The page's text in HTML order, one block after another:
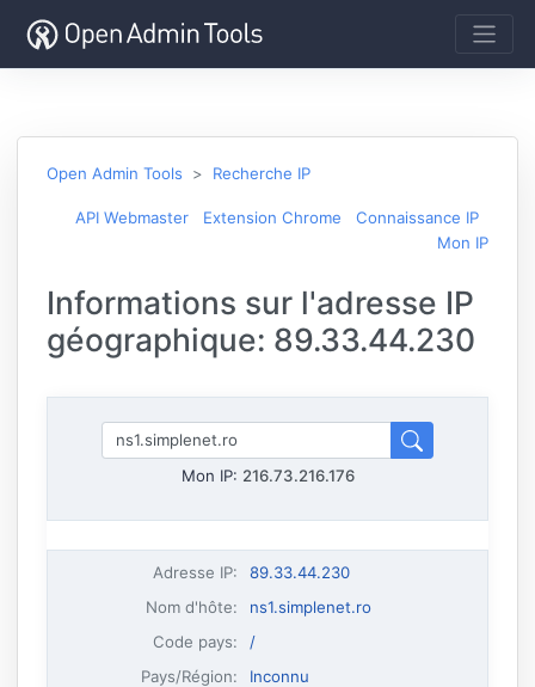
Open Admin Tools Recherche IP
API Webmaster Extension Chrome
Connaissance IP
Mon IP
Informations sur l'adresse IP
géographique: 89.33.44.230
Mon IP: 216.73.216.176
Adresse IP:
89.33.44.230
Nom d'hôte:
ns1.simplenet.ro
Code pays:
/
Pays/Région:
Inconnu